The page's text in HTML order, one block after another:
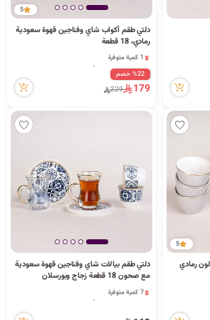
ا
5
دلتي طقم أكواب شاي وفناجين قهوة سعودية
رمادي، 18 قطعة
1 قطعة بيعت مؤخراً
70 مشاهدة مؤخراً
1 كمية متوفرة
70 مشاهدة مؤخراً
%22 خصم
179
229
5
دلتي طقم بيالات شاي وفناجين قهوة سعودية
مع صحون 18 قطعة زجاج وبورسلان
1 قطعة بيعت مؤخراً